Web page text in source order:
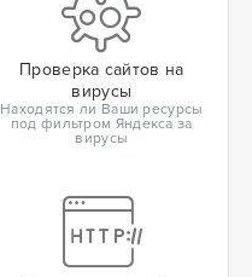
Проверка сайтов на
вирусы
Находятся ли Ваши ресурсы
под фильтром Яндекса за
вирусы